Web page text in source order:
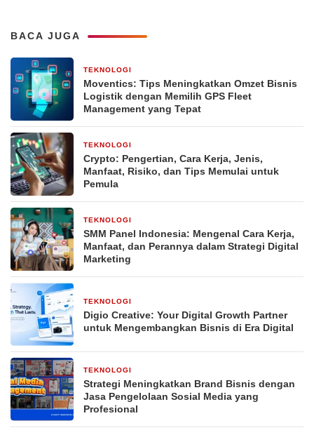
BACA JUGA
TEKNOLOGI
Moventics: Tips Meningkatkan Omzet Bisnis
Logistik dengan Memilih GPS Fleet
Management yang Tepat
TEKNOLOGI
Crypto: Pengertian, Cara Kerja, Jenis,
Manfaat, Risiko, dan Tips Memulai untuk
Pemula
TEKNOLOGI
SMM Panel Indonesia: Mengenal Cara Kerja,
Manfaat, dan Perannya dalam Strategi Digital
Marketing
TEKNOLOGI
Digio Creative: Your Digital Growth Partner
untuk Mengembangkan Bisnis di Era Digital
TEKNOLOGI
Strategi Meningkatkan Brand Bisnis dengan
Jasa Pengelolaan Sosial Media yang
Profesional